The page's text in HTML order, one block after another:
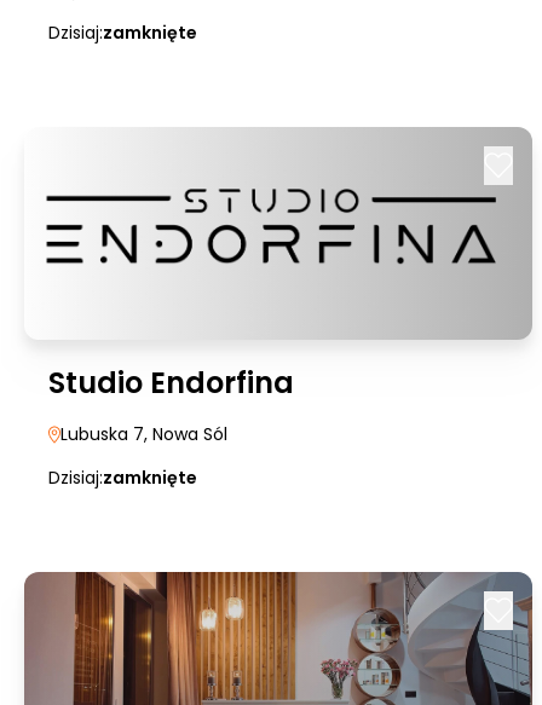
Dzisiaj:zamknięte
Studio Endorfina
Lubuska 7, Nowa Sól
Dzisiaj:zamknięte